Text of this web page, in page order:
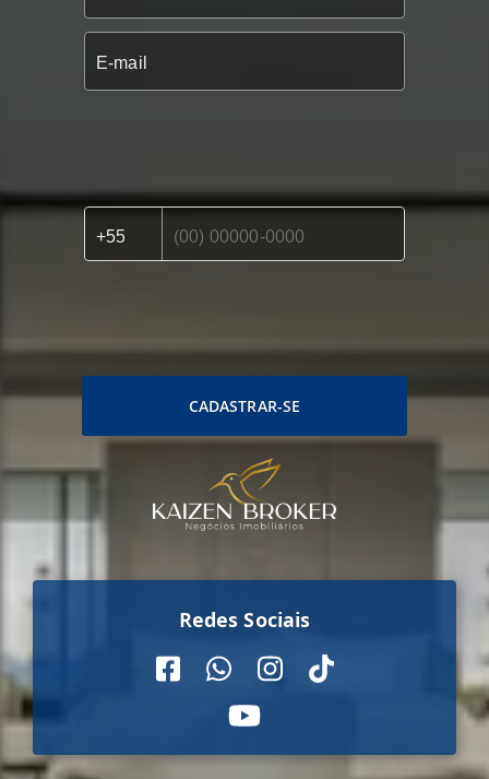
CADASTRAR-SE
Redes Sociais